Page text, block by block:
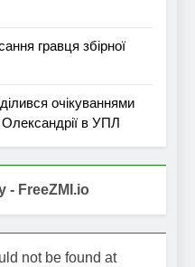
гравця збірної
очікуваннями
в УПЛ
- FreeZMI.io
not be found at